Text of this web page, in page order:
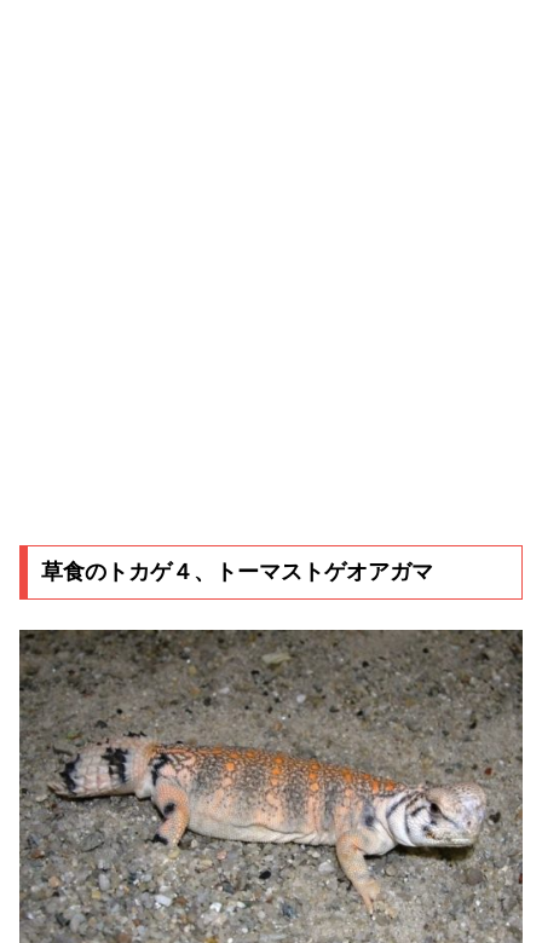
草食のトカゲ４、トーマストゲオアガマ